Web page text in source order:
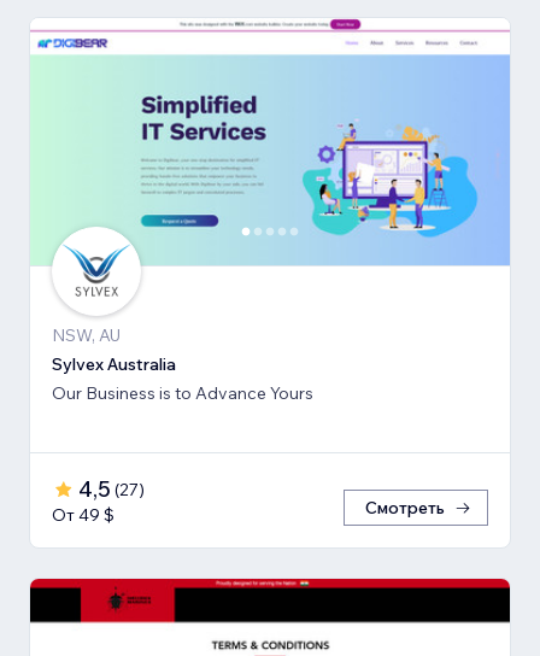
NSW, AU
Sylvex Australia
Our Business is to Advance Yours
4,5 (27)
От 49 $
Смотреть